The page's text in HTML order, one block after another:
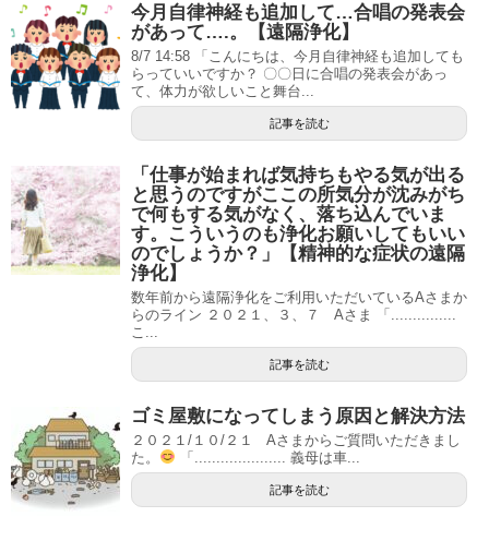
今月自律神経も追加して…合唱の発表会
があって….。【遠隔浄化】
8/7 14:58 「こんにちは、今月自律神経も追加しても
らっていいですか？ 〇〇日に合唱の発表会があっ
て、体力が欲しいこと舞台...
記事を読む
「仕事が始まれば気持ちもやる気が出る
と思うのですがここの所気分が沈みがち
で何もする気がなく、落ち込んでいま
す。こういうのも浄化お願いしてもいい
のでしょうか？」【精神的な症状の遠隔
浄化】
数年前から遠隔浄化をご利用いただいているAさまか
らのライン ２０２１、３、７ Aさま 「...............
こ...
記事を読む
ゴミ屋敷になってしまう原因と解決方法
２０２１/１０/２１ Aさまからご質問いただきまし
た。
「..................... 義母は車...
記事を読む